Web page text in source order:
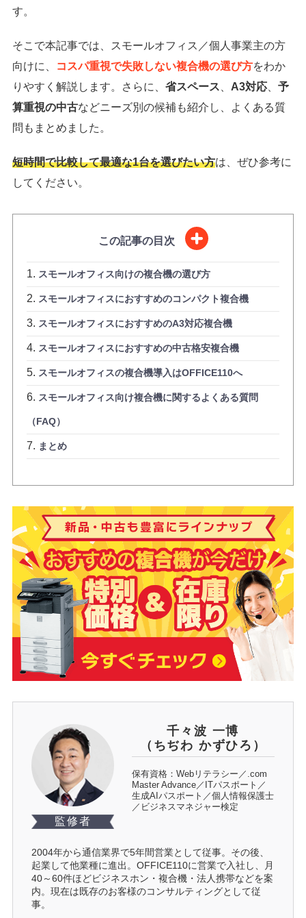
す。
そこで本記事では、スモールオフィス／個人事業主の方
向けに、
コスパ重視で失敗しない複合機の選び方をわか
りやすく解説します。さらに、 省スペース A3対応、 予
算重視の中古などニーズ別の候補も紹介し、よくある質
問もまとめました。
短時間で比較して最適な1台を選びたい方は、ぜひ参考に
してください。
この記事の目次
スモールオフィス向けの複合機の選び方
スモールオフィスにおすすめのコンパクト複合機
スモールオフィスにおすすめのA3対応複合機
スモールオフィスにおすすめの中古格安複合機
スモールオフィスの複合機導入はOFFICE110へ
スモールオフィス向け複合機に関するよくある質問
（FAQ）
まとめ
監修者
千々波 一博
（ちぢわ かずひろ）
保有資格：Webリテラシー／.com
Master Advance／ITパスポート／
生成AIパスポート／個人情報保護士
／ビジネスマネジャー検定
2004年から通信業界で5年間営業として従事。その後、
起業して他業種に進出。OFFICE110に営業で入社し、月
40～60件ほどビジネスホン・複合機・法人携帯などを案
内。現在は既存のお客様のコンサルティングとして従
事。